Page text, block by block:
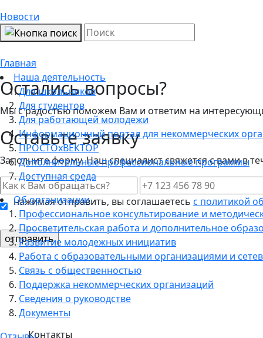
Новости
Главная
Наша деятельность
Для школьников
Для студентов
Для работающей молодежи
Информационный портал для некоммерческих
ПРОСТОхВЕКТОР
Дополнительные профессиональные программы
Доступная среда
Об организации
Профессиональное консультирование и
Просветительская работа и дополнительное
Развитие молодежных инициатив
Работа с образовательными организациями и
Связь с общественностью
Поддержка некоммерческих организаций
Сведения о руководстве
Документы
Мы ВКонтакте
Остались вопросы?
Мы с радостью поможем Вам и ответим на
Оставьте заявку
Заполните форму. Наш специалист свяжется с вами в
нажимая отправить, вы соглашаетесь с политикой
Контакты